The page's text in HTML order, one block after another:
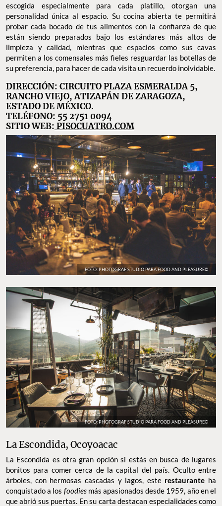
escogida especialmente para cada platillo, otorgan una
personalidad única al espacio. Su cocina abierta te permitirá
probar cada bocado de tus alimentos con la confianza de que
están siendo preparados bajo los estándares más altos de
limpieza y calidad, mientras que espacios como sus cavas
permiten a los comensales más fieles resguardar las botellas de
su preferencia, para hacer de cada visita un recuerdo inolvidable.
DIRECCIÓN: CIRCUITO PLAZA ESMERALDA 5,
RANCHO VIEJO, ATIZAPÁN DE ZARAGOZA,
ESTADO DE MÉXICO.
TELÉFONO: 55 2751 0094
SITIO WEB: PISOCUATRO.COM
FOTO: PHOTOGRAF STUDIO PARA FOOD AND PLEASURE©
FOTO: PHOTOGRAF STUDIO PARA FOOD AND PLEASURE©
La Escondida, Ocoyoacac
La Escondida es otra gran opción si estás en busca de lugares
bonitos para comer cerca de la capital del país. Oculto entre
árboles, con hermosas cascadas y lagos, este restaurante ha
conquistado a los foodiesmás apasionados desde 1959, año en el
que abrió sus puertas. En su carta destacan especialidades como